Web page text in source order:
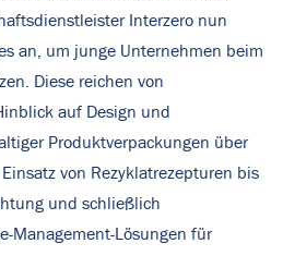
Interzero nun
an, um junge Unternehmen beim
Diese reichen von
auf Design und
Produktverpackungen über
von Rezyklatrezepturen bis
und schließlich
Management-Lösungen für